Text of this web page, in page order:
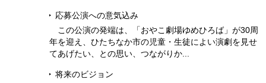
応募公演への意気込み
この公演の発端は、「おやこ劇場ゆめひろば」が30周
年を迎え、ひたちなか市の児童・生徒によい演劇を見せ
てあげたい、との思い、つながりか...
将来のビジョン